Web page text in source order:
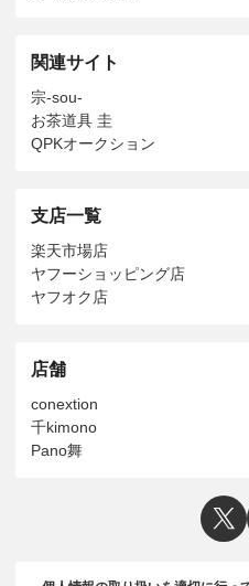
関連サイト
宗-sou-
お茶道具 圭
QPKオークション
支店一覧
楽天市場店
ヤフーショッピング店
ヤフオク店
店舗
conextion
千kimono
Pano舞